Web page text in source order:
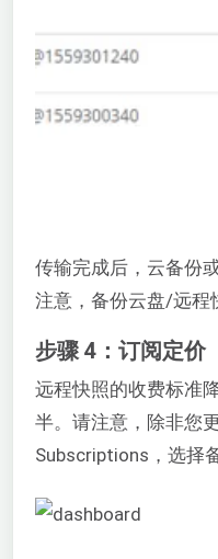
传输完成后，云备份
注意，备份云盘/远程
步骤 4：订阅定价
远程快照的收费标准
半。请注意，除非您
Subscriptions，选择